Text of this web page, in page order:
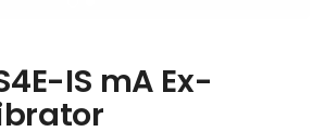
IS mA Ex-